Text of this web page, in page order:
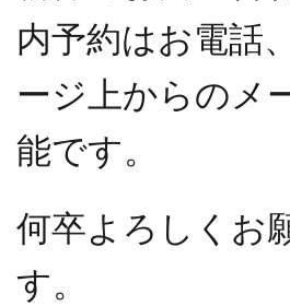
内予約はお電話
ージ上からのメ
能です。
何卒よろしくお
す。